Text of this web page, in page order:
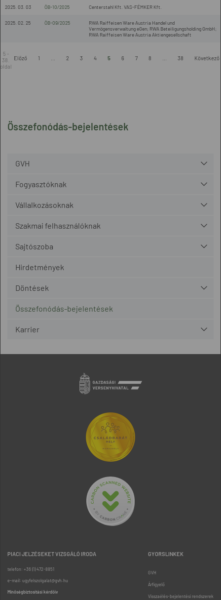
Összefonódás-bejelentések
GVH
Fogyasztóknak
Vállalkozásoknak
Szakmai felhasználóknak
Sajtószoba
Hirdetmények
Döntések
Összefonódás-bejelentések
Karrier
2025. 03. 03 ÖB-10/2025 Centerstahl Kft. VAS-FÉMKER Kft.
2025. 02. 25 ÖB-09/2025
RWA Raiffeisen Ware Austria Handel und
Vermögensverwaltung eGen; RWA Beteiligungsholding GmbH;
RWA Raiffeisen Ware Austria Aktiengesellschaft
5 -
38.
oldal
Előző 1 2 3 4 5 6 7 8 38 Következő
PIACI JELZÉSEKET VIZSGÁLÓ IRODA
telefon: +36 (1) 472-8851
e-mail: ugyfelszolgalat@gvh.hu
Minőségbiztosítási kérdőív
GYORSLINKEK
GVH
Árfigyelő
Visszaélés-bejelentési rendszerek